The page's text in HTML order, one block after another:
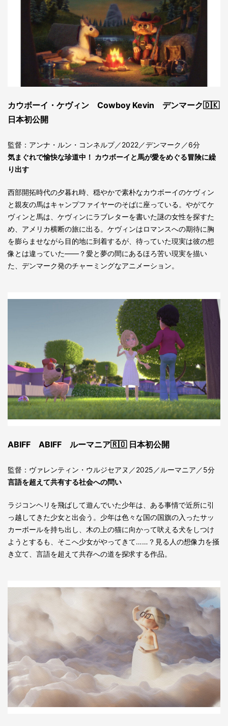
カウボーイ・ケヴィン Cowboy Kevin デンマーク🇩🇰
日本初公開
監督：アンナ・ルン・コンネルプ／2022／デンマーク／6分
気まぐれで愉快な珍道中！ カウボーイと馬が愛をめぐる冒険に繰
り出す
西部開拓時代の夕暮れ時、穏やかで素朴なカウボーイのケヴィン
と親友の馬はキャンプファイヤーのそばに座っている。やがてケ
ヴィンと馬は、ケヴィンにラブレターを書いた謎の女性を探すた
め、アメリカ横断の旅に出る。ケヴィンはロマンスへの期待に胸
を膨らませながら目的地に到着するが、待っていた現実は彼の想
像とは違っていた――？愛と夢の間にあるほろ苦い現実を描い
た、デンマーク発のチャーミングなアニメーション。
ABIFF ABIFF ルーマニア🇷🇴 日本初公開
監督：ヴァレンティン・ウルジセアヌ／2025／ルーマニア／5分
言語を超えて共有する社会への問い
ラジコンヘリを飛ばして遊んでいた少年は、ある事情で近所に引
っ越してきた少女と出会う。少年は色々な国の国旗の入ったサッ
カーボールを持ち出し、木の上の猫に向かって吠える犬をしつけ
ようとするも、そこへ少女がやってきて……？見る人の想像力を掻
き立て、言語を超えて共存への道を探求する作品。